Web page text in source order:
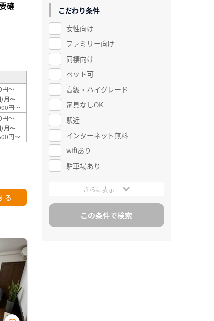
確
円～
/月～
円～
円～
/月～
円～
る
こだわり条件
女性向け
ファミリー向け
同棲向け
ペット可
高級・ハイグレード
家具なしOK
駅近
インターネット無料
wifiあり
駐車場あり
さらに表示